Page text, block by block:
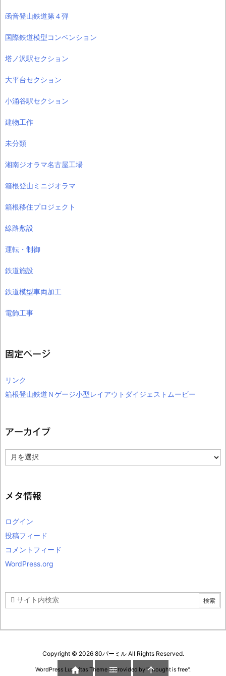
函音登山鉄道第４弾
国際鉄道模型コンベンション
塔ノ沢駅セクション
大平台セクション
小涌谷駅セクション
建物工作
未分類
湘南ジオラマ名古屋工場
箱根登山ミニジオラマ
箱根移住プロジェクト
線路敷設
運転・制御
鉄道施設
鉄道模型車両加工
電飾工事
固定ページ
リンク
箱根登山鉄道Ｎゲージ小型レイアウトダイジェストムービー
アーカイブ
ー
ブ
メタ情報
ログイン
投稿フィード
コメントフィード
WordPress.org
Copyright © 2026 80パーミルAll Rights Reserved.
WordPress Luxeritas Theme is provided by "Thought is free".
  